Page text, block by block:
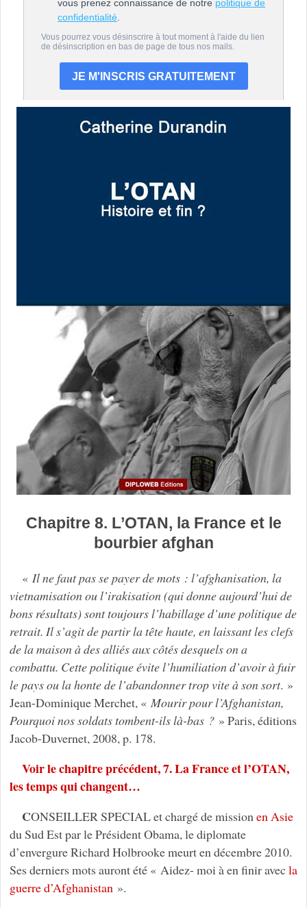
Chapitre 8. L’OTAN, la France et le
bourbier afghan
« Il ne faut pas se payer de mots : l’afghanisation, la
vietnamisation ou l’irakisation (qui donne aujourd’hui de
bons résultats) sont toujours l’habillage d’une politique de
retrait. Il s’agit de partir la tête haute, en laissant les clefs
de la maison à des alliés aux côtés desquels on a
combattu. Cette politique évite l’humiliation d’avoir à fuir
le pays ou la honte de l’abandonner trop vite à son sort. »
Jean-Dominique Merchet, « Mourir pour l’Afghanistan,
Pourquoi nos soldats tombent-ils là-bas ?» Paris, éditions
Jacob-Duvernet, 2008, p. 178.
Voir le chapitre précédent, 7. La France et l’OTAN,
les temps qui changent…
CONSEILLER SPECIAL et chargé de mission en Asie
du Sud Est par le Président Obama, le diplomate
d’envergure Richard Holbrooke meurt en décembre 2010.
Ses derniers mots auront été « Aidez- moi à en finir avecla
guerre d’Afghanistan ».